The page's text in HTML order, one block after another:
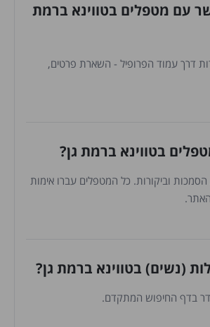
עם מטפלים בטווינא ברמת
דרך עמוד הפרופיל - השארת פרטים,
בטווינא ברמת גן?
הסמכות וביקורות. כל המטפלים עברו אימות
האתר.
(נשים) בטווינא ברמת גן?
בדף החיפוש המתקדם.